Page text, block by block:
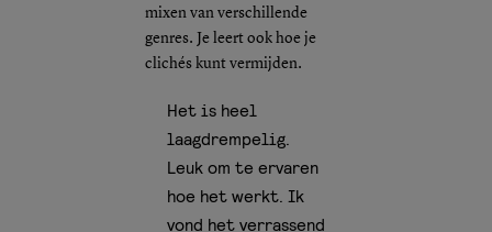
mixen van verschillende
genres. Je leert ook hoe je
clichés kunt vermijden.
Het is heel
laagdrempelig.
Leuk om te ervaren
hoe het werkt. Ik
vond het verrassend